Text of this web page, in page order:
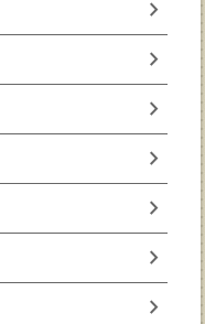
chevron_right
chevron_right
chevron_right
chevron_right
chevron_right
chevron_right
chevron_right